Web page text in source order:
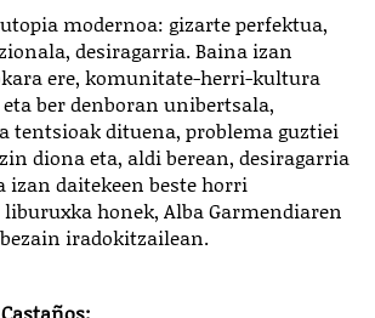
modernoa: gizarte perfektua,
desiragarria. Baina izan
ere, komunitate-herri-kultura
ber denboran unibertsala,
tentsioak dituena, problema guztiei
diona eta, aldi berean, desiragarria
izan daitekeen beste horri
honek, Alba Garmendiaren
iradokitzailean.